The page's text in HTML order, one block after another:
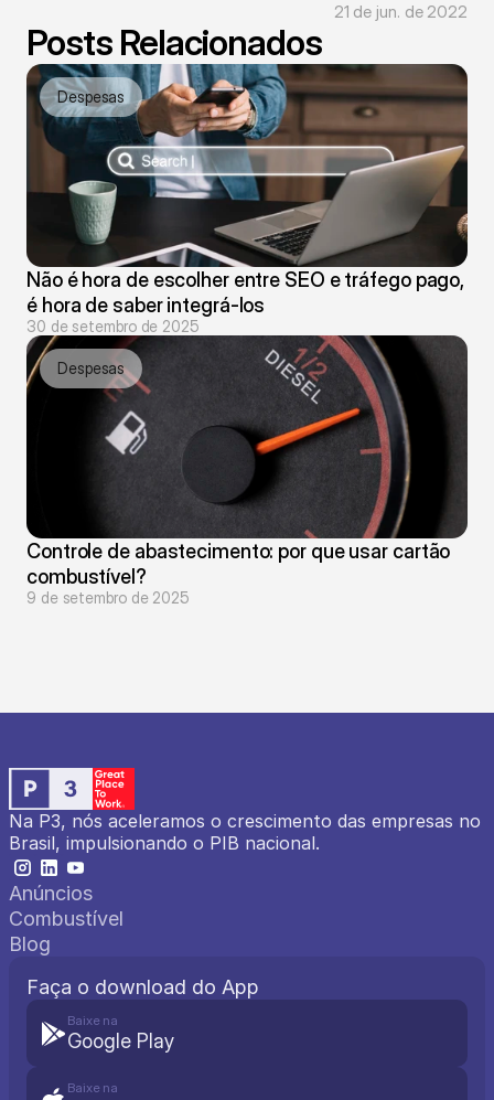
21 de jun. de 2022
Posts Relacionados
Despesas
Não é hora de escolher entre SEO e tráfego pago,
é hora de saber integrá-los
30 de setembro de 2025
Despesas
Controle de abastecimento: por que usar cartão
combustível?
9 de setembro de 2025
Na P3, nós aceleramos o crescimento das empresas no
Brasil, impulsionando o PIB nacional.
Anúncios
Combustível
Blog
Faça o download do App
Baixe na
Google Play
Baixe na